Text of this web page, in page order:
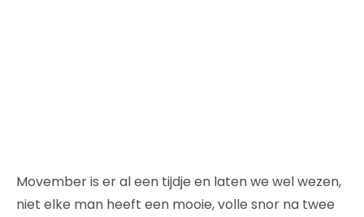
Movember is er al een tijdje en laten we wel wezen,
niet elke man heeft een mooie, volle snor na twee